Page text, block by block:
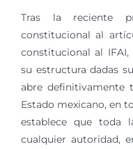
Tras la reciente
constitucional al
constitucional al IFAI,
su estructura dadas
abre definitivamente
Estado mexicano, en
establece que toda
cualquier autoridad,